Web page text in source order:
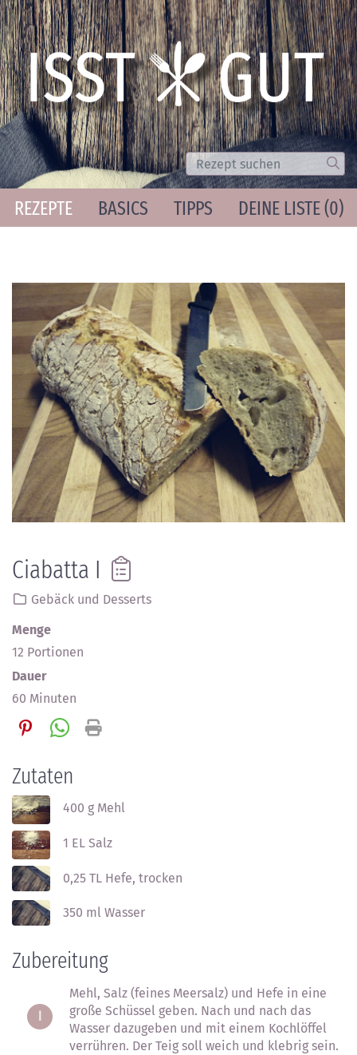
Suche Los
REZEPTE BASICS TIPPS DEINE LISTE (0)
Ciabatta I
Gebäck und Desserts
Menge
12 Portionen
Dauer
60 Minuten
Zutaten
400 g Mehl
1 EL Salz
0,25 TL Hefe, trocken
350 ml Wasser
Zubereitung
Mehl, Salz (feines Meersalz) und Hefe in eine
große Schüssel geben. Nach und nach das
Wasser dazugeben und mit einem Kochlöffel
verrühren. Der Teig soll weich und klebrig sein.